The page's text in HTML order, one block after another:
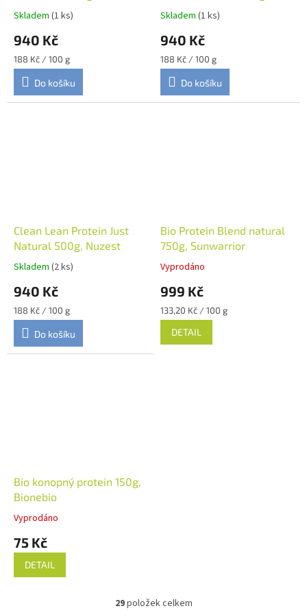
Skladem (1 ks)
940 Kč
Měrná
cena:
188 Kč / 100 g
Do košíku
Nuzest
Skladem (1 ks)
940 Kč
Měrná
cena:
188 Kč / 100 g
Do košíku
Clean Lean Protein Just
Natural 500g, Nuzest
Skladem (2 ks)
940 Kč
Měrná
cena:
188 Kč / 100 g
Do košíku
Bio Protein Blend natural
750g, Sunwarrior
Vyprodáno
999 Kč
Měrná
cena:
133,20 Kč / 100 g
DETAIL
Bio konopný protein 150g,
Bionebio
Vyprodáno
75 Kč
DETAIL
O
29položek celkem